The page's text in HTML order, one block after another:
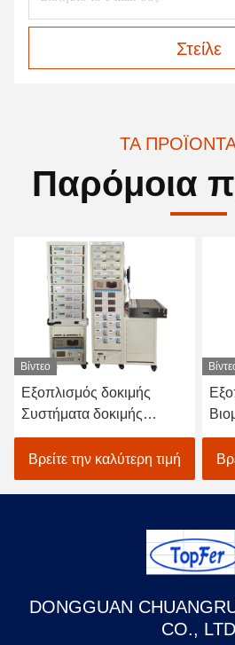
Στείλε
ΤΑ
Παρόμοια
Βίντεο
Εξοπλισμός δοκιμής
Συστήματα δοκιμής
τροφοδοσίας ηλεκτρικής
ενέργειας
Βρείτε την καλύτερη τιμή
DONGGUAN
CO., LTD